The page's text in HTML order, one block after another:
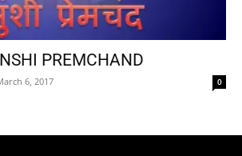
PREMCHAND
6, 2017 0